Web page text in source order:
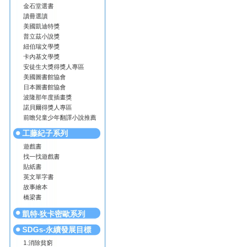
金石堂選書
讀冊選讀
美國凱迪特獎
普立茲小說獎
紐伯瑞文學獎
卡內基文學獎
安徒生大獎得獎人專區
美國圖書館協會
日本圖書館協會
波隆那年度插畫獎
諾貝爾得獎人專區
前瞻兒童少年翻譯小說推薦
工藤紀子系列
遊戲書
找一找遊戲書
貼紙書
英文單字書
故事繪本
橋梁書
凱特‧狄卡密歐系列
SDGs-永續發展目標
1.消除貧窮